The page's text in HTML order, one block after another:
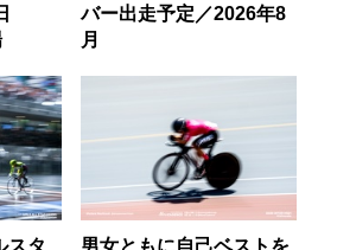
バー出走予定／2026年8
月
スタ
男女ともに自己ベストを